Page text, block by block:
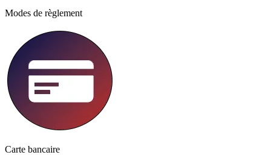
Modes de règlement
Carte bancaire